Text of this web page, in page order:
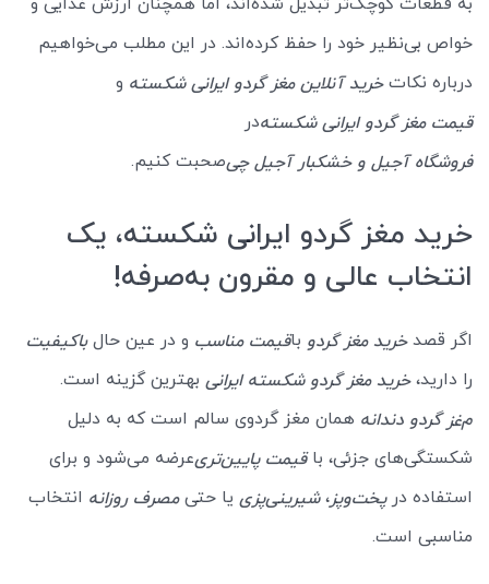
خواص بی‌نظیر خود را حفظ کرده‌اند. در این مطلب می‌خواهیم
درباره نکاتخرید آنلاین مغز گردو ایرانی شکسته و
قیمت مغز گردو ایرانی شکستهدر
فروشگاه آجیل و خشکبار آجیل چیصحبت کنیم.
خرید مغز گردو ایرانی شکسته، یک
انتخاب عالی و مقرون به‌صرفه!
اگر قصدخرید مغز گردو باقیمت مناسب و در عین حالباکیفیت
را دارید،خرید مغز گردو شکسته ایرانی بهترین گزینه است.
مغزگردو دندانه همان مغز گردوی سالم است که به دلیل
شکستگی‌های جزئی، باقیمت پایین‌تریعرضه می‌شود و برای
استفاده درپخت‌وپز،شیرینی‌پزی یا حتیمصرف روزانه انتخاب
مناسبی است.